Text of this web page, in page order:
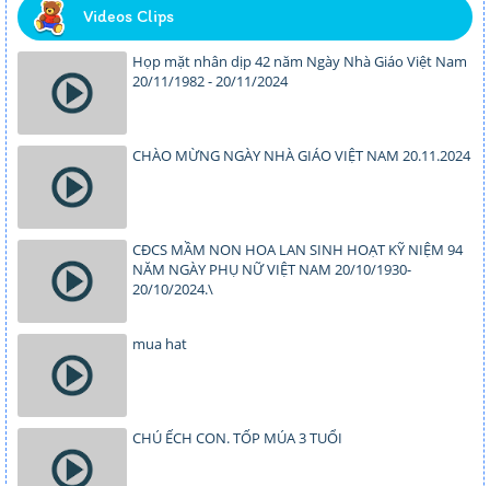
Videos Clips
Họp mặt nhân dịp 42 năm Ngày Nhà Giáo Việt Nam
20/11/1982 - 20/11/2024
CHÀO MỪNG NGÀY NHÀ GIÁO VIỆT NAM 20.11.2024
CĐCS MẦM NON HOA LAN SINH HOẠT KỸ NIỆM 94
NĂM NGÀY PHỤ NỮ VIỆT NAM 20/10/1930-
20/10/2024.\
mua hat
CHÚ ẾCH CON. TỐP MÚA 3 TUỔI